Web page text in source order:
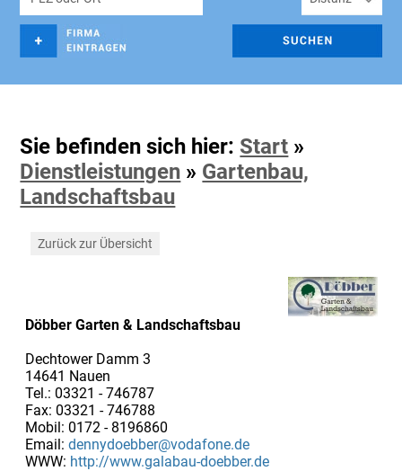
Sie befinden sich hier: Start »
Dienstleistungen » Gartenbau,
Landschaftsbau
Zurück zur Übersicht
Döbber Garten & Landschaftsbau
Dechtower Damm 3
14641 Nauen
Tel.: 03321 - 746787
Fax: 03321 - 746788
Mobil: 0172 - 8196860
Email: dennydoebber@vodafone.de
WWW: http://www.galabau-doebber.de